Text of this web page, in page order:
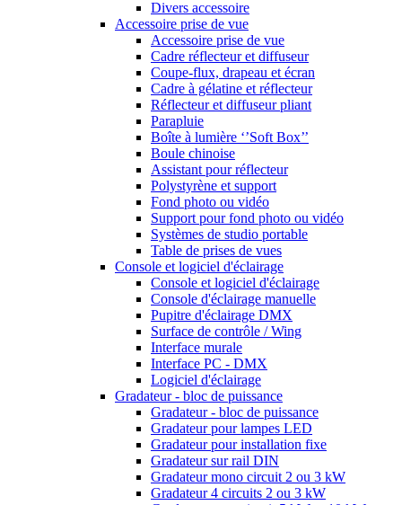
Divers accessoire
Accessoire prise de vue
Accessoire prise de vue
Cadre réflecteur et diffuseur
Coupe-flux, drapeau et écran
Cadre à gélatine et réflecteur
Réflecteur et diffuseur pliant
Parapluie
Boîte à lumière ‘’Soft Box’’
Boule chinoise
Assistant pour réflecteur
Polystyrène et support
Fond photo ou vidéo
Support pour fond photo ou vidéo
Systèmes de studio portable
Table de prises de vues
Console et logiciel d'éclairage
Console et logiciel d'éclairage
Console d'éclairage manuelle
Pupitre d'éclairage DMX
Surface de contrôle / Wing
Interface murale
Interface PC - DMX
Logiciel d'éclairage
Gradateur - bloc de puissance
Gradateur - bloc de puissance
Gradateur pour lampes LED
Gradateur pour installation fixe
Gradateur sur rail DIN
Gradateur mono circuit 2 ou 3 kW
Gradateur 4 circuits 2 ou 3 kW